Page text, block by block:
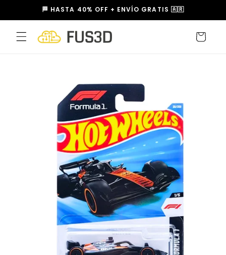
directamente
al contenido
🏁 HASTA 40% OFF + ENVÍO GRATIS 🇦🇷
Carrito